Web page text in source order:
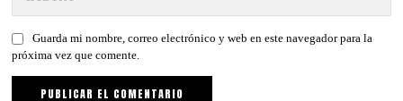
Guarda mi nombre, correo electrónico y web en este navegador para la
próxima vez que comente.